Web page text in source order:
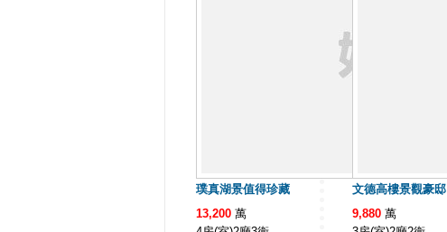
璞真湖景值得珍藏
13,200 萬
文德高樓景觀豪邸
9,880 萬